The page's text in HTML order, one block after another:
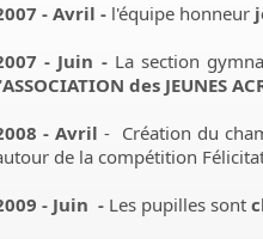
- Avril - l'équipe honneur
- Juin - La section
ASSOCIATION des JEUNES
- Avril - Création du
de la compétition
- Juin - Les pupilles sont